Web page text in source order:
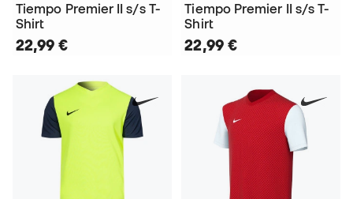
Tiempo Premier II s/s T-
Shirt
22,99 €
Tiempo Premier II s/s T-
Shirt
22,99 €